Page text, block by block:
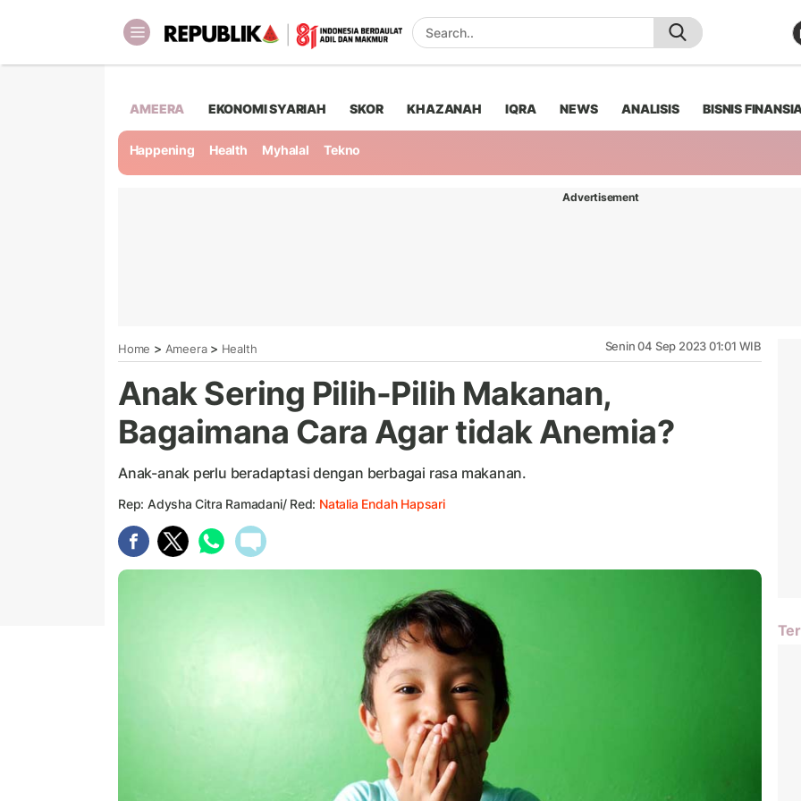
AMEERA EKONOMI SYARIAH SKOR KHAZANAH IQRA NEWS ANALISIS BISNIS
Happening Health Myhalal Tekno
Advertisement
Home > Ameera> Health Senin 04 Sep 2023 01:01 WIB
Anak Sering Pilih-Pilih Makanan,
Bagaimana Cara Agar tidak Anemia?
Anak-anak perlu beradaptasi dengan berbagai rasa makanan.
Rep: Adysha Citra Ramadani/ Red: Natalia Endah Hapsari